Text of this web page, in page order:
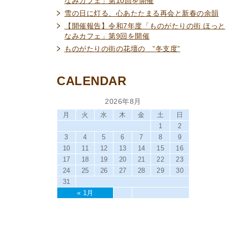
雪の日に灯る、心あたたまる再会と新春の余韻
【開催報告】令和7年度「ものがたりの街 ほっと
なみカフェ」第9回を開催
ものがたりの街の花壇の ”冬支度”
CALENDAR
2026年8月
月 火 水 木 金 土 日
« 1月
1
2
3
4 5 6 7 8
9
10
11 12 13 14 15
16
17
18 19 20 21 22
23
24
25 26 27 28 29
30
31